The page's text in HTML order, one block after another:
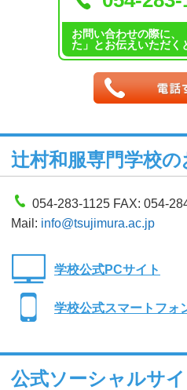
お問い合わせの際に、
た」とお伝えいただく
辻村和服専門学校
054-283-1125 FAX: 054-
Mail: info@tsujimura.ac.jp
学校公式PCサイト
学校公式スマートフォ
公式ソーシャルサイ